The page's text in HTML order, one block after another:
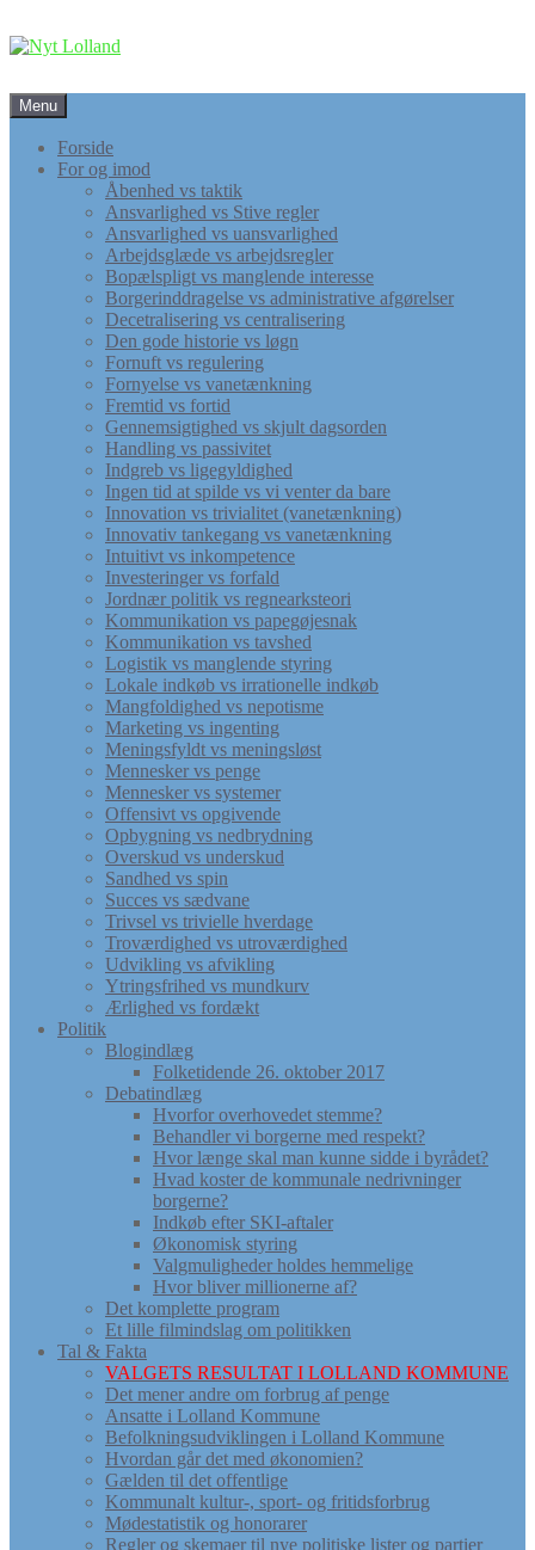
Menu
to
content
Forside
For og imod
Åbenhed vs taktik
Ansvarlighed vs Stive regler
Ansvarlighed vs uansvarlighed
Arbejdsglæde vs arbejdsregler
Bopælspligt vs manglende interesse
Borgerinddragelse vs administrative afgørelser
Decetralisering vs centralisering
Den gode historie vs løgn
Fornuft vs regulering
Fornyelse vs vanetænkning
Fremtid vs fortid
Gennemsigtighed vs skjult dagsorden
Handling vs passivitet
Indgreb vs ligegyldighed
Ingen tid at spilde vs vi venter da bare
Innovation vs trivialitet (vanetænkning)
Innovativ tankegang vs vanetænkning
Intuitivt vs inkompetence
Investeringer vs forfald
Jordnær politik vs regnearksteori
Kommunikation vs papegøjesnak
Kommunikation vs tavshed
Logistik vs manglende styring
Lokale indkøb vs irrationelle indkøb
Mangfoldighed vs nepotisme
Marketing vs ingenting
Meningsfyldt vs meningsløst
Mennesker vs penge
Mennesker vs systemer
Offensivt vs opgivende
Opbygning vs nedbrydning
Overskud vs underskud
Sandhed vs spin
Succes vs sædvane
Trivsel vs trivielle hverdage
Troværdighed vs utroværdighed
Udvikling vs afvikling
Ytringsfrihed vs mundkurv
Ærlighed vs fordækt
Politik
Blogindlæg
Folketidende 26. oktober 2017
Debatindlæg
Hvorfor overhovedet stemme?
Behandler vi borgerne med respekt?
Hvor længe skal man kunne sidde i byrådet?
Hvad koster de kommunale nedrivninger
borgerne?
Indkøb efter SKI-aftaler
Økonomisk styring
Valgmuligheder holdes hemmelige
Hvor bliver millionerne af?
Det komplette program
Et lille filmindslag om politikken
Tal & Fakta
VALGETS RESULTAT I LOLLAND KOMMUNE
Det mener andre om forbrug af penge
Ansatte i Lolland Kommune
Befolkningsudviklingen i Lolland Kommune
Hvordan går det med økonomien?
Gælden til det offentlige
Kommunalt kultur-, sport- og fritidsforbrug
Mødestatistik og honorarer
Regler og skemaer til nye politiske lister og partier